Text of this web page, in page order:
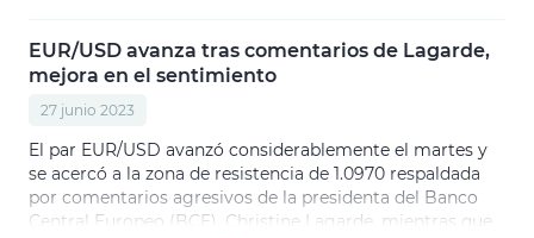
EUR/USD avanza tras comentarios de Lagarde,
mejora en el sentimiento
27 junio 2023
El par EUR/USD avanzó considerablemente el martes y
se acercó a la zona de resistencia de 1.0970 respaldada
por comentarios agresivos de la presidenta del Banco
Central Europeo (BCE), Christine Lagarde, mientras que